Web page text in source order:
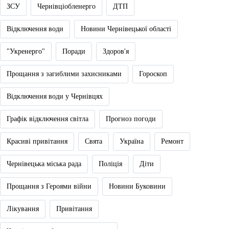
ЗСУ Чернівціобленерго ДТП
Відключення води Новини Чернівецької області
"Укренерго" Поради Здоров'я
Прощання з загиблими захисниками Гороскоп
Відключення води у Чернівцях
Графік відключення світла Прогноз погоди
Красиві привітання Свята Україна Ремонт
Чернівецька міська рада Поліція Діти
Прощання з Героями війни Новини Буковини
Лікування Привітання